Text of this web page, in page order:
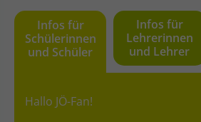
Infos für
Schülerinnen
und Schüler
Infos für
Lehrerinnen
und Lehrer
Hallo JÖ-Fan!